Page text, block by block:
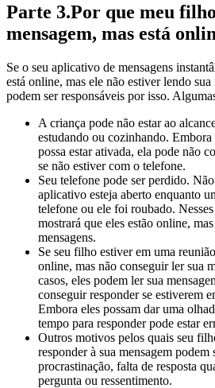
Parte 3.Por que meu
mensagem, mas está
Se o seu aplicativo de mensagens
está online, mas ele não estiver lendo
podem ser responsáveis por isso.
A criança pode não estar ao
estudando ou cozinhando.
possa estar ativada, ela pode não
se não estiver com o telefone.
Seu telefone pode ser perdido.
aplicativo esteja aberto enquanto
telefone ou ele foi roubado.
mostrará que eles estão online,
mensagens.
Se seu filho estiver em uma
online, mas não conseguir ler sua
casos, eles podem ler sua
conseguir responder se estiverem
Embora eles possam dar uma
tempo para responder pode estar
Outros motivos pelos quais seu
responder à sua mensagem
procrastinação, falta de resposta
pergunta ou ressentimento.